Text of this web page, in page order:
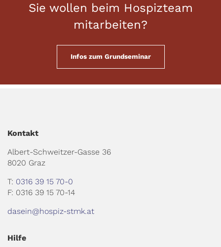
Sie wollen beim Hospizteam
mitarbeiten?
Infos zum Grundseminar
Kontakt
Albert-Schweitzer-Gasse 36
8020 Graz
T: 0316 39 15 70-0
F: 0316 39 15 70-14
dasein@hospiz-stmk.at
Hilfe